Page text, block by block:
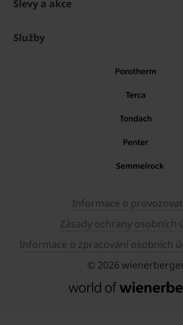
Slevy a akce
Služby
Informace o
Zásady ochrany osobních
Informace o zpracování osobních
© 2026